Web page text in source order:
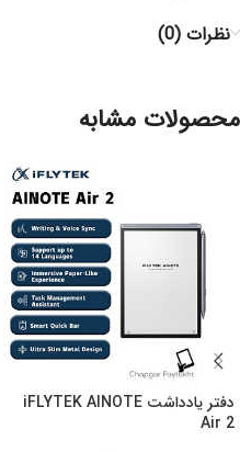
نظرات (0)
محصولات مشابه
دفتر یادداشت iFLYTEK AINOTE
Air 2